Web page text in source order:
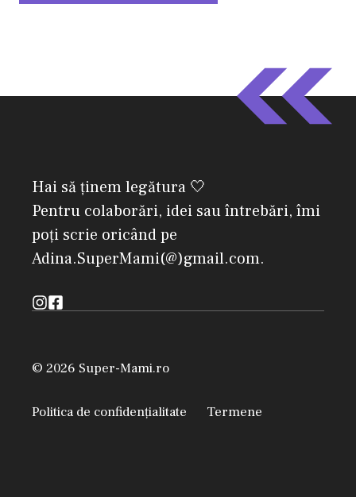
Hai să ținem legătura 🤍
Pentru colaborări, idei sau întrebări, îmi
poți scrie oricând pe
Adina.SuperMami(@)gmail.com.
© 2026 Super-Mami.ro
Politica de confidențialitate Termene